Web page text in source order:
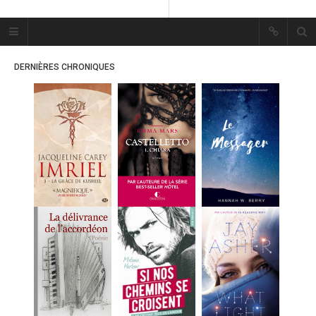
Plume Bleue
« Les mots sont les passants
« Les mots sont les passants
mystérieux de l’âme. »
ACCUEIL
LES PLUMES
MES FUTURES
LECTURES
MES CRITIQUES
MES ARTICLES
MARION
DERNIÈRES CHRONIQUES